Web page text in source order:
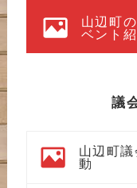
山辺町の
ベント
議
山辺町
動